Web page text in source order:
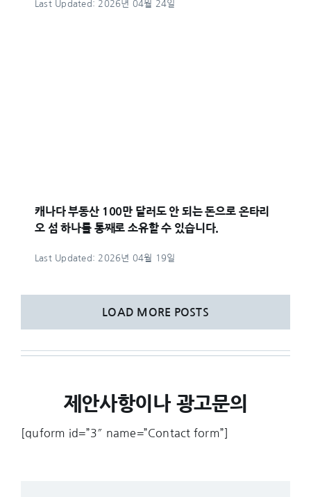
Last Updated: 2026년 04월 24일
캐나다 부동산 100만 달러도 안 되는 돈으로 온타리
오 섬 하나를 통째로 소유할 수 있습니다.
Last Updated: 2026년 04월 19일
LOAD MORE POSTS
제안사항이나 광고문의
[quform id=”3″ name=”Contact form”]